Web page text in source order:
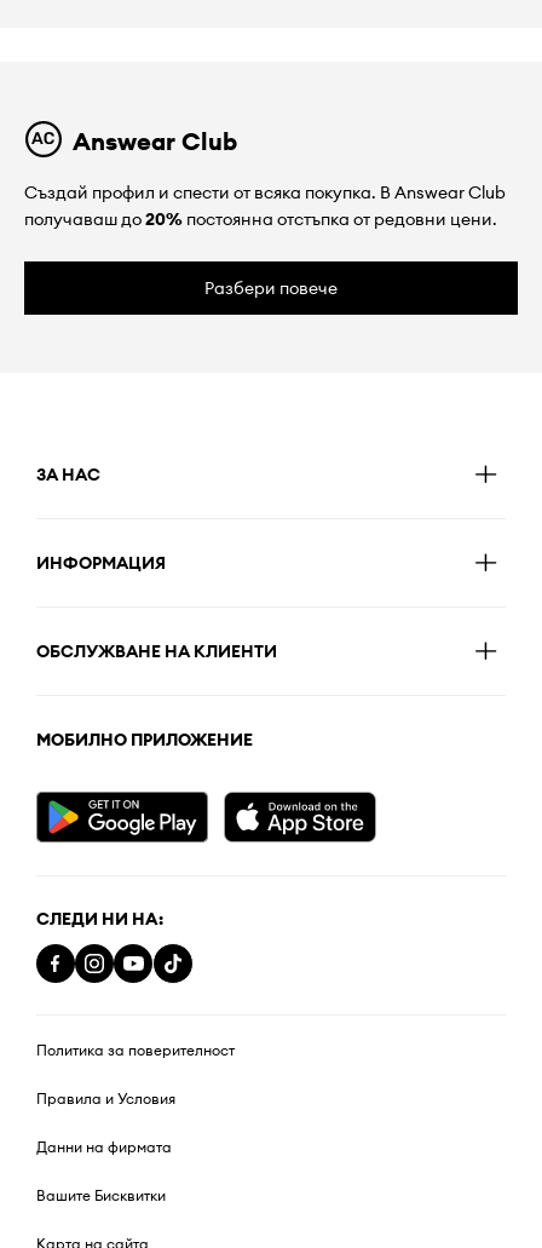
Answear Club
Създай профил и спести от всяка покупка. В Answear Club
получаваш до20% постоянна отстъпка от редовни цени.
Разбери повече
ЗА НАС
ИНФОРМАЦИЯ
ОБСЛУЖВАНЕ НА КЛИЕНТИ
МОБИЛНО ПРИЛОЖЕНИЕ
СЛЕДИ НИ НА:
Политика за поверителност
Правила и Условия
Данни на фирмата
Вашите Бисквитки
Карта на сайта